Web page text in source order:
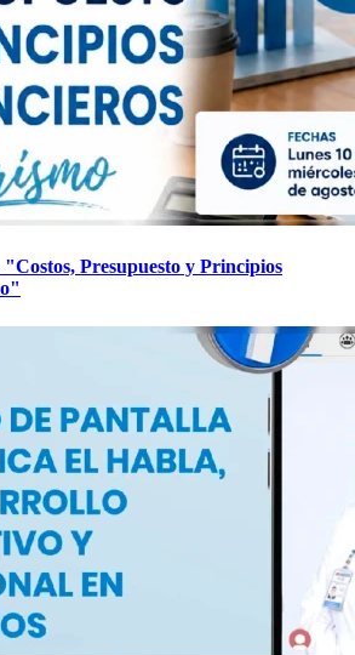
Presupuesto y Principios